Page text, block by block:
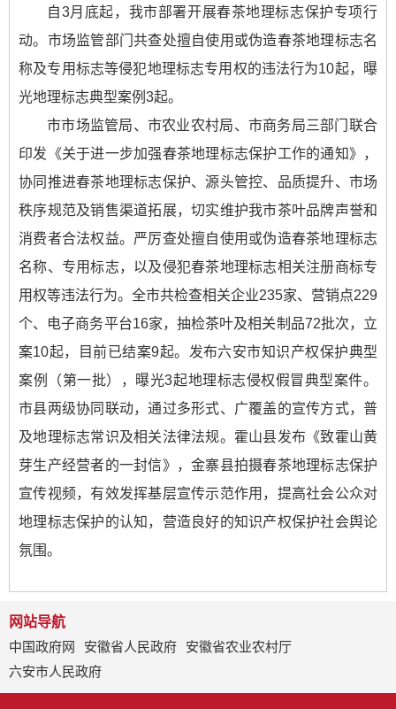
自3月底起，我市部署开展春茶地理标志保护专项行
动。市场监管部门共查处擅自使用或伪造春茶地理标志名
称及专用标志等侵犯地理标志专用权的违法行为10起，曝
光地理标志典型案例3起。
市市场监管局、市农业农村局、市商务局三部门联合
印发《关于进一步加强春茶地理标志保护工作的通知》，
协同推进春茶地理标志保护、源头管控、品质提升、市场
秩序规范及销售渠道拓展，切实维护我市茶叶品牌声誉和
消费者合法权益。严厉查处擅自使用或伪造春茶地理标志
名称、专用标志，以及侵犯春茶地理标志相关注册商标专
用权等违法行为。全市共检查相关企业235家、营销点229
个、电子商务平台16家，抽检茶叶及相关制品72批次，立
案10起，目前已结案9起。发布六安市知识产权保护典型
案例（第一批），曝光3起地理标志侵权假冒典型案件。
市县两级协同联动，通过多形式、广覆盖的宣传方式，普
及地理标志常识及相关法律法规。霍山县发布《致霍山黄
芽生产经营者的一封信》，金寨县拍摄春茶地理标志保护
宣传视频，有效发挥基层宣传示范作用，提高社会公众对
地理标志保护的认知，营造良好的知识产权保护社会舆论
氛围。
网站导航
中国政府网
安徽省人民政府
安徽省农业农村厅
六安市人民政府